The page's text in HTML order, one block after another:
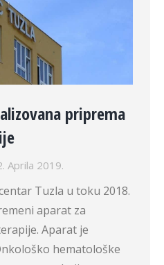
priprema
Aprila 2019.
Tuzla u toku 2018.
aparat za
Aparat je
hematološke